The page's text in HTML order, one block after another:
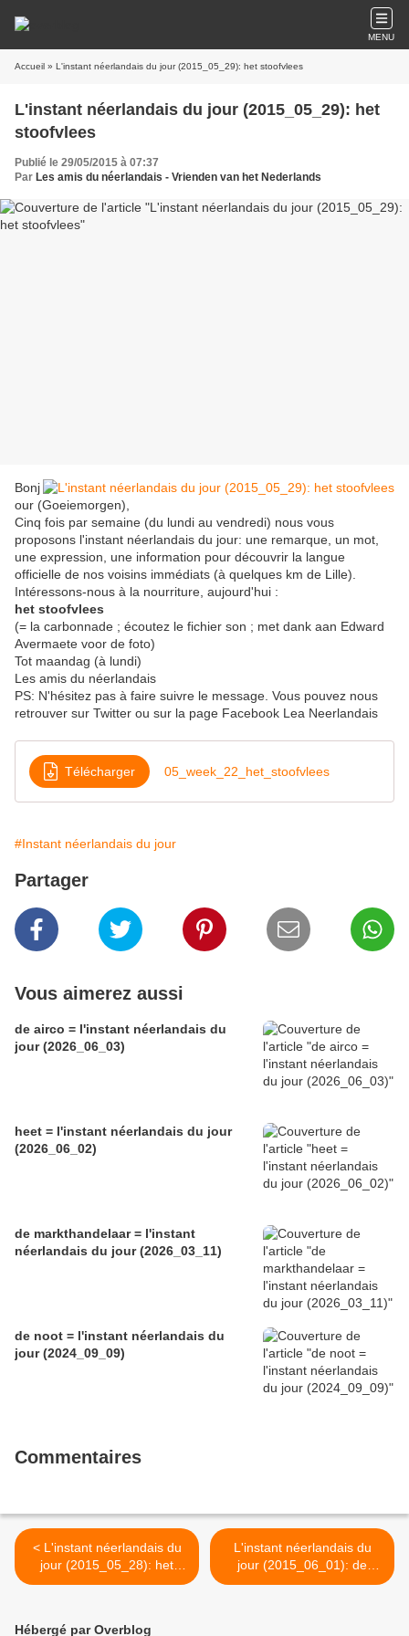
MENU
Accueil » L'instant néerlandais du jour (2015_05_29): het stoofvlees
L'instant néerlandais du jour (2015_05_29): het
stoofvlees
Publié le 29/05/2015 à 07:37
Par Les amis du néerlandais - Vrienden van het Nederlands
Bonj
our (Goeiemorgen),
Cinq fois par semaine (du lundi au vendredi) nous vous
proposons l'instant néerlandais du jour: une remarque, un mot,
une expression, une information pour découvrir la langue
officielle de nos voisins immédiats (à quelques km de Lille).
Intéressons-nous à la nourriture, aujourd'hui :
het stoofvlees
(= la carbonnade ; écoutez le fichier son ; met dank aan Edward
Avermaete voor de foto)
Tot maandag (à lundi)
Les amis du néerlandais
PS: N'hésitez pas à faire suivre le message. Vous pouvez nous
retrouver sur Twitter ou sur la page Facebook Lea Neerlandais
Télécharger 05_week_22_het_stoofvlees
#Instant néerlandais du jour
Partager
Vous aimerez aussi
de airco = l'instant néerlandais du
jour (2026_06_03)
heet = l'instant néerlandais du jour
(2026_06_02)
de markthandelaar = l'instant
néerlandais du jour (2026_03_11)
de noot = l'instant néerlandais du
jour (2024_09_09)
Commentaires
< L'instant néerlandais du
jour (2015_05_28): het
stokbrood
L'instant néerlandais du
jour (2015_06_01): de
gelijkheid >
Hébergé par Overblog